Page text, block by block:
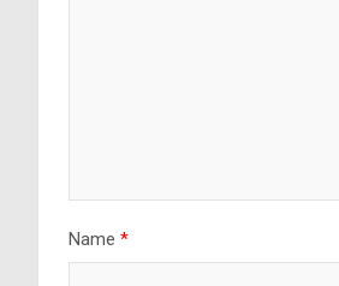
Name *